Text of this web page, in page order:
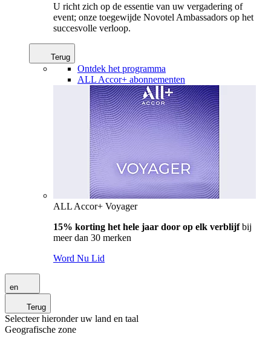
U richt zich op de essentie van uw vergadering of
event; onze toegewijde Novotel Ambassadors op het
succesvolle verloop.
Terug
Ontdek het programma
ALL Accor+ abonnementen
ALL Accor+ Voyager
15% korting het hele jaar door op elk verblijfbij
meer dan 30 merken
Word Nu Lid
en
Terug
Selecteer hieronder uw land en taal
Geografische zone